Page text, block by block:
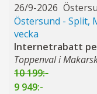
26/9-2026
Östersund - Split,
vecka
Internetrabatt
Toppenval i
10 199:-
9 949:-